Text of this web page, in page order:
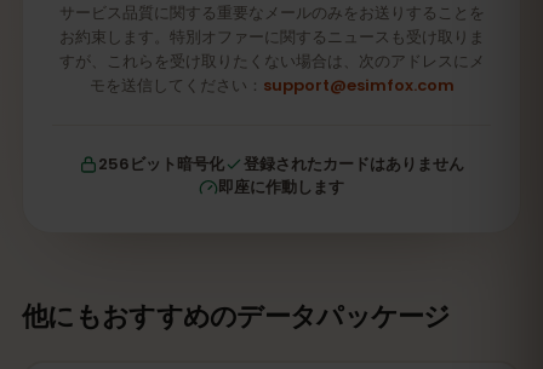
サービス品質に関する重要なメールのみをお送りすることを
お約束します。特別オファーに関するニュースも受け取りま
すが、これらを受け取りたくない場合は、次のアドレスにメ
モを送信してください： support@esimfox.com
256ビット暗号化
登録されたカードはありません
即座に作動します
他にもおすすめのデータパッケージ